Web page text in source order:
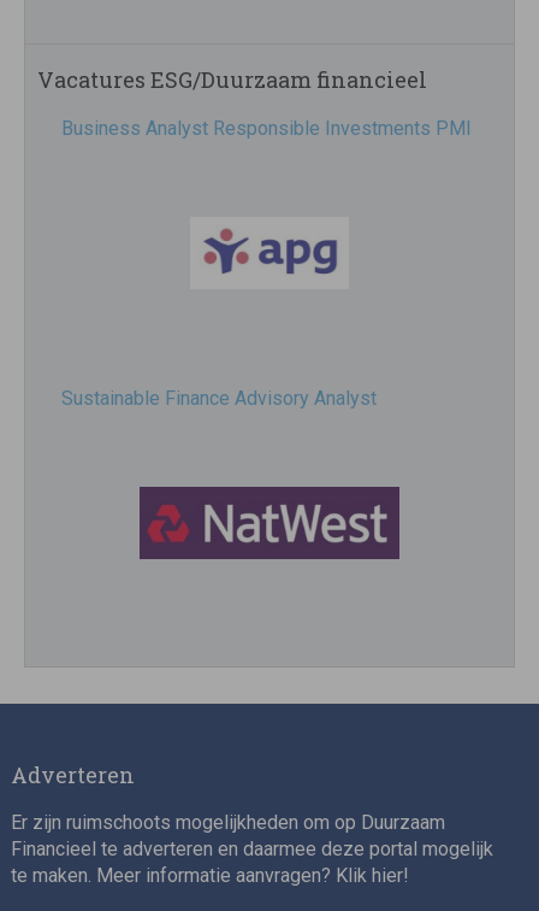
Vacatures ESG/Duurzaam financieel
Business Analyst Responsible Investments PMI
Sustainable Finance Advisory Analyst
Director, Impact Investing
Adverteren
Er zijn ruimschoots mogelijkheden om op Duurzaam
Financieel te adverteren en daarmee deze portal mogelijk
te maken. Meer informatie aanvragen? Klik hier!